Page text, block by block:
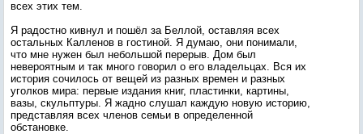
всех этих тем.
Я радостно кивнул и пошёл за Беллой, оставляя всех
остальных Калленов в гостиной. Я думаю, они понимали,
что мне нужен был небольшой перерыв. Дом был
невероятным и так много говорил о его владельцах. Вся их
история сочилось от вещей из разных времен и разных
уголков мира: первые издания книг, пластинки, картины,
вазы, скульптуры. Я жадно слушал каждую новую историю,
представляя всех членов семьи в определенной
обстановке.